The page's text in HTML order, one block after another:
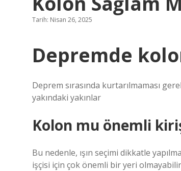
Tarih: Nisan 26, 2025
Depremde
Deprem sırasında kurtarılmaması
yakındaki yakınlar
Kolon mu önemli
Bu nedenle, ışın seçimi dikkatle
işçisi için çok önemli bir yeri